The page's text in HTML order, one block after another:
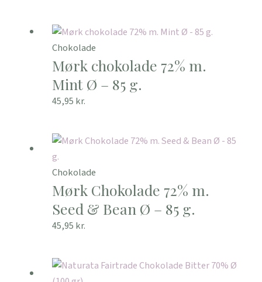
Chokolade
Mørk chokolade 72% m.
Mint Ø – 85 g.
45,95 kr.
Chokolade
Mørk Chokolade 72% m.
Seed & Bean Ø – 85 g.
45,95 kr.